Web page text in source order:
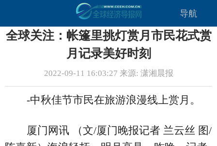
导航
全球关注：帐篷里挑灯赏月市民花式赏
月记录美好时刻
2022-09-11 16:03:27 来源: 潇湘晨报
-中秋佳节市民在旅游浪漫线上赏月。
厦门网讯 （文/厦门晚报记者 兰云丝 图/